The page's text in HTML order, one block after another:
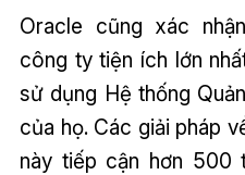
Oracle cũng xác
công ty tiện ích lớn
sử dụng Hệ thống
của họ. Các giải pháp
này tiếp cận hơn 500